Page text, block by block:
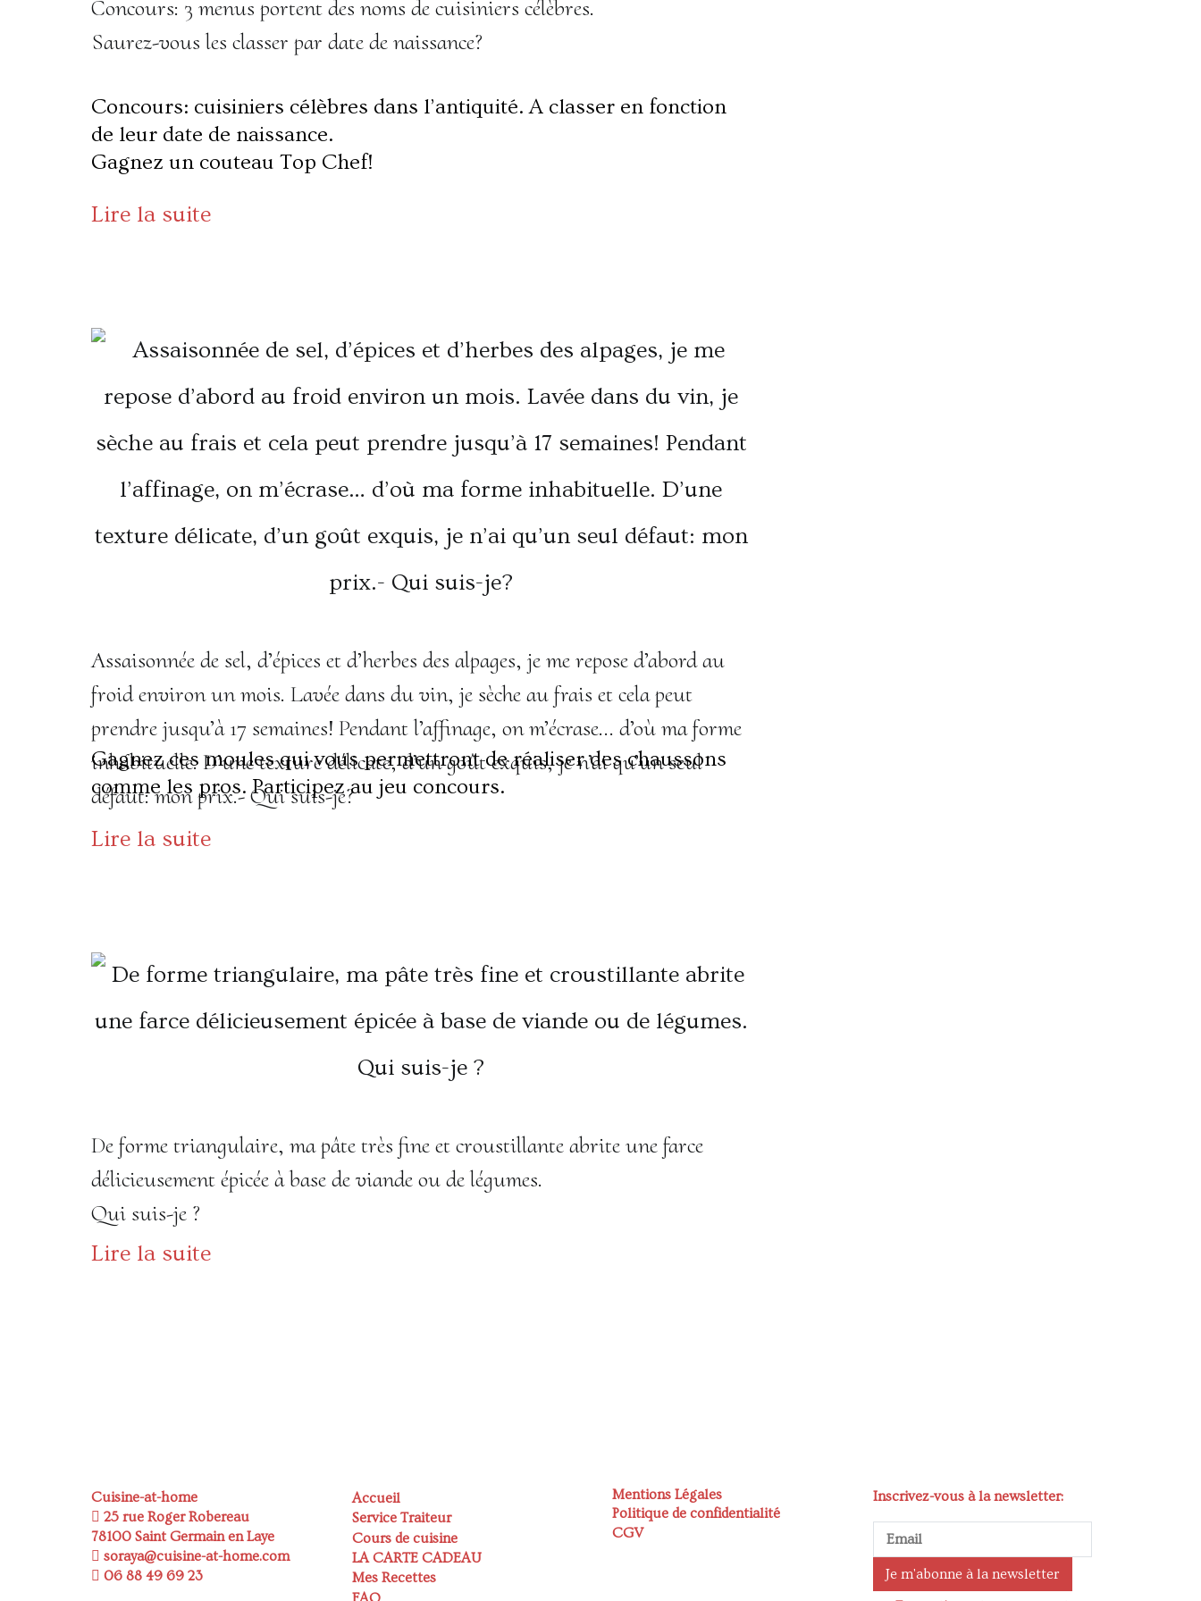
Concours: 3 menus portent des noms de cuisiniers célèbres.
Saurez-vous les classer par date de naissance?
Concours: cuisiniers célèbres dans l’antiquité. A classer en fonction
de leur date de naissance.
Gagnez un couteau Top Chef!
Lire la suite
Assaisonnée de sel, d’épices et d’herbes des alpages, je me repose d’abord au
froid environ un mois. Lavée dans du vin, je sèche au frais et cela peut
prendre jusqu’à 17 semaines! Pendant l’affinage, on m’écrase… d’où ma forme
inhabituelle. D’une texture délicate, d’un goût exquis, je n’ai qu’un seul
défaut: mon prix.- ​Qui suis-je​?
Gagnez ces moules qui vous permettront de réaliser des chaussons
comme les pros. Participez au jeu concours.
Lire la suite
De forme triangulaire, ma pâte très fine et croustillante abrite une farce
délicieusement épicée à base de viande ou de légumes.
Qui suis-je ?
Lire la suite
Cuisine-at-home
25 rue Roger Robereau
78100 Saint Germain en Laye
soraya@cuisine-at-home.com
06 88 49 69 23
Accueil
Service Traiteur
Cours de cuisine
LA CARTE CADEAU
Mes Recettes
Mentions Légales
Politique de confidentialité
CGV
Inscrivez-vous à la newsletter: